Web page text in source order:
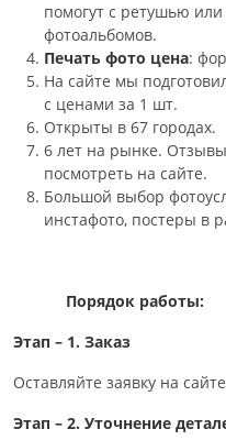
помогут с ретушью
фотоальбомов.
Печать фото цена:
На сайте мы
с ценами за 1 шт.
Открыты в 67 городах.
6 лет на рынке.
посмотреть на сайте.
Большой выбор
инстафото, постеры в
Порядок работы:
Этап – 1. Заказ
Оставляйте заявку на
Этап – 2. Уточнение